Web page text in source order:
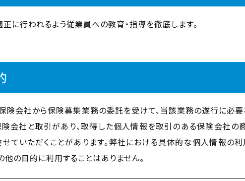
に行われるよう従業員への教育・指導を徹底します。
険会社から保険募集業務の委託を受けて、当該業務の遂行に必
会社と取引があり、取得した個人情報を取引のある保険会社の
ていただくことがあります。弊社における具体的な個人情報の
他の目的に利用することはありません。